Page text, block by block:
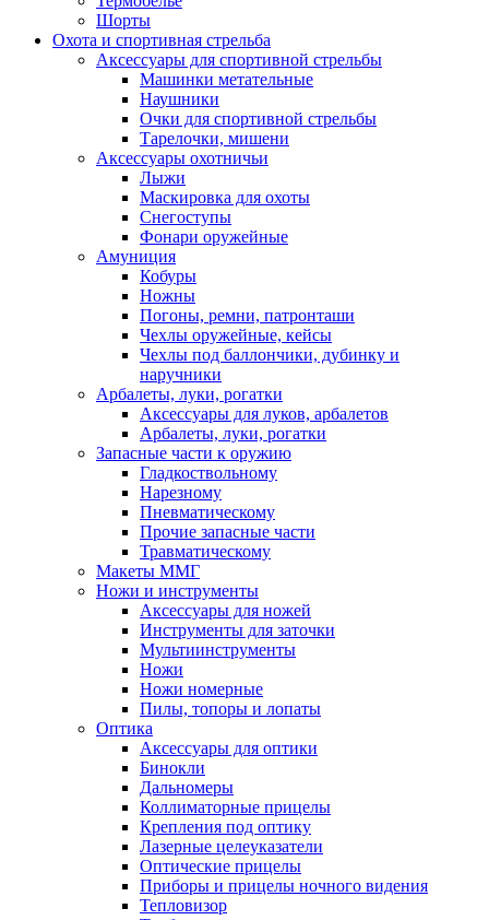
Шорты
Охота и спортивная стрельба
Аксессуары для спортивной стрельбы
Машинки метательные
Наушники
Очки для спортивной стрельбы
Тарелочки, мишени
Аксессуары охотничьи
Лыжи
Маскировка для охоты
Снегоступы
Фонари оружейные
Амуниция
Кобуры
Ножны
Погоны, ремни, патронташи
Чехлы оружейные, кейсы
Чехлы под баллончики, дубинку и
наручники
Арбалеты, луки, рогатки
Аксессуары для луков, арбалетов
Арбалеты, луки, рогатки
Запасные части к оружию
Гладкоствольному
Нарезному
Пневматическому
Прочие запасные части
Травматическому
Макеты ММГ
Ножи и инструменты
Аксессуары для ножей
Инструменты для заточки
Мультиинструменты
Ножи
Ножи номерные
Пилы, топоры и лопаты
Оптика
Аксессуары для оптики
Бинокли
Дальномеры
Коллиматорные прицелы
Крепления под оптику
Лазерные целеуказатели
Оптические прицелы
Приборы и прицелы ночного видения
Тепловизор